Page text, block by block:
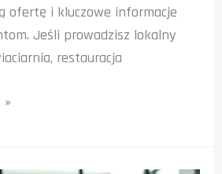
ofertę i kluczowe informacje
Jeśli prowadzisz lokalny
restauracja
»